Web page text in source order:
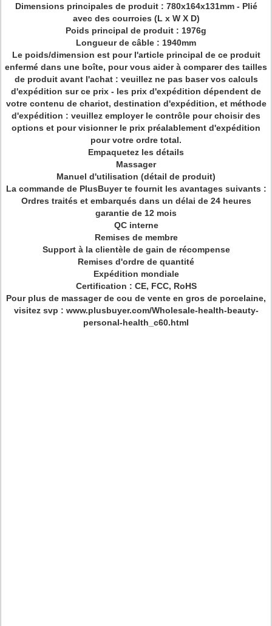
Dimensions principales de produit : 780x164x131mm - Plié
avec des courroies (L x W X D)
Poids principal de produit : 1976g
Longueur de câble : 1940mm
Le poids/dimension est pour l'article principal de ce produit
enfermé dans une boîte, pour vous aider à comparer des tailles
de produit avant l'achat : veuillez ne pas baser vos calculs
d'expédition sur ce prix - les prix d'expédition dépendent de
votre contenu de chariot, destination d'expédition, et méthode
d'expédition : veuillez employer le contrôle pour choisir des
options et pour visionner le prix préalablement d'expédition
pour votre ordre total.
Empaquetez les détails
Massager
Manuel d'utilisation (détail de produit)
La commande de PlusBuyer te fournit les avantages suivants :
Ordres traités et embarqués dans un délai de 24 heures
garantie de 12 mois
QC interne
Remises de membre
Support à la clientèle de gain de récompense
Remises d'ordre de quantité
Expédition mondiale
Certification : CE, FCC, RoHS
Pour plus de massager de cou de vente en gros de porcelaine,
visitez svp : www.plusbuyer.com/Wholesale-health-beauty-
personal-health_c60.html